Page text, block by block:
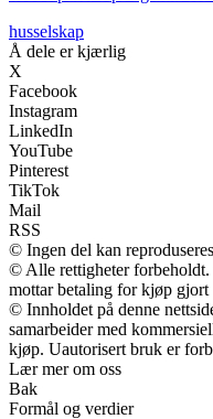
husselskap
Å dele er kjærlig
X
Facebook
Instagram
LinkedIn
YouTube
Pinterest
TikTok
Mail
RSS
© Ingen del kan
© Alle rettigheter
mottar betaling for kjøp gjort
© Innholdet på denne
samarbeider med
kjøp. Uautorisert bruk er
Lær mer om oss
Bak
Formål og verdier